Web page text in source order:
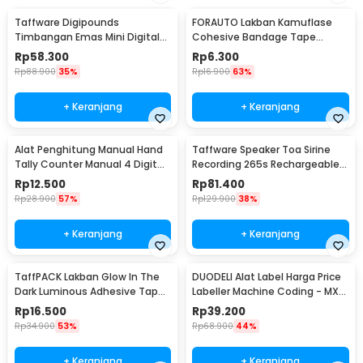
Taffware Digipounds
Timbangan Emas Mini Digital
Multifungsi 500g 0.1g - EK518
Rp58.300
Rp88.900 35%
+ Keranjang
FORAUTO Lakban Kamuflase
Cohesive Bandage Tape
Hunting 4.5M 50mm - H10
Rp6.300
Rp16.900 63%
+ Keranjang
Alat Penghitung Manual Hand
Tally Counter Manual 4 Digit
Stainless - TD99
Rp12.500
Rp28.900 57%
+ Keranjang
Taffware Speaker Toa Sirine
Recording 265s Rechargeable
1200mAh 5W - 518
Rp81.400
Rp129.900 38%
+ Keranjang
TaffPACK Lakban Glow In The
Dark Luminous Adhesive Tape
10M 1.5cm - A0015
Rp16.500
Rp34.900 53%
DUODELI Alat Label Harga Price
Labeller Machine Coding - MX-
5500
Rp39.200
Rp68.900 44%